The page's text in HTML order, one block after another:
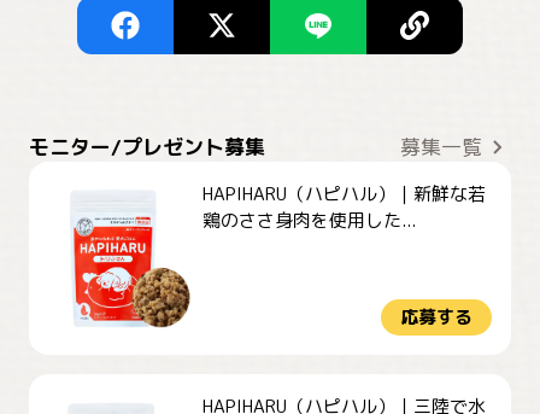
モニター/プレゼント募集 募集一覧
HAPIHARU（ハピハル）｜新鮮な若
鶏のささ身肉を使用した...
応募する
HAPIHARU（ハピハル）｜三陸で水